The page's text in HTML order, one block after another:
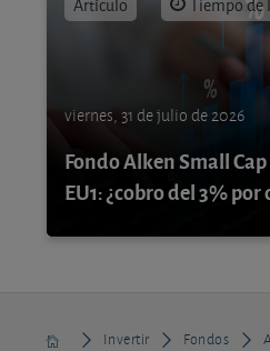
viernes, 31 de julio de 2026
Fondo Alken Small
EU1: ¿cobro del 3%
Invertir Fondos